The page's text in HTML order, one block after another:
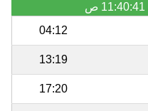
11:40:41 ص
04:12
13:19
17:20